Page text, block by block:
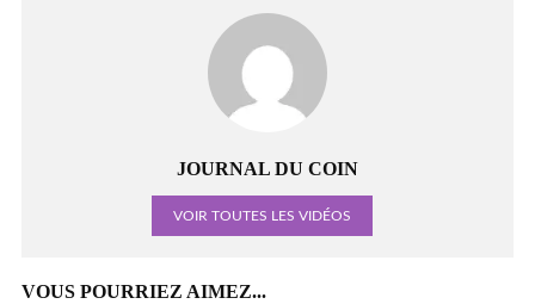
JOURNAL DU COIN
VOIR TOUTES LES VIDÉOS
VOUS POURRIEZ AIMEZ...